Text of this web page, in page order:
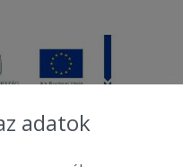
adatok